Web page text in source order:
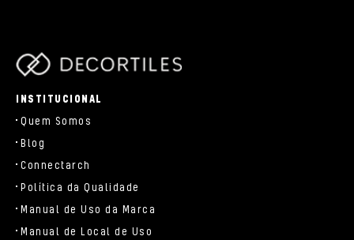
INSTITUCIONAL
Quem Somos
Blog
Connectarch
Política da Qualidade
Manual de Uso da Marca
Manual de Local de Uso